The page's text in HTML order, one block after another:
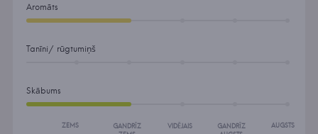
Aromāts
Tanīni/ rūgtumiņš
Skābums
ZEMS
GANDRĪZ
VIDĒJAIS
GANDRĪZ
AUGSTS